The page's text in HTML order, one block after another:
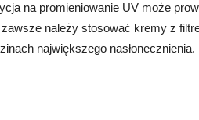
na promieniowanie UV może
należy stosować kremy z
największego nasłonecznienia.